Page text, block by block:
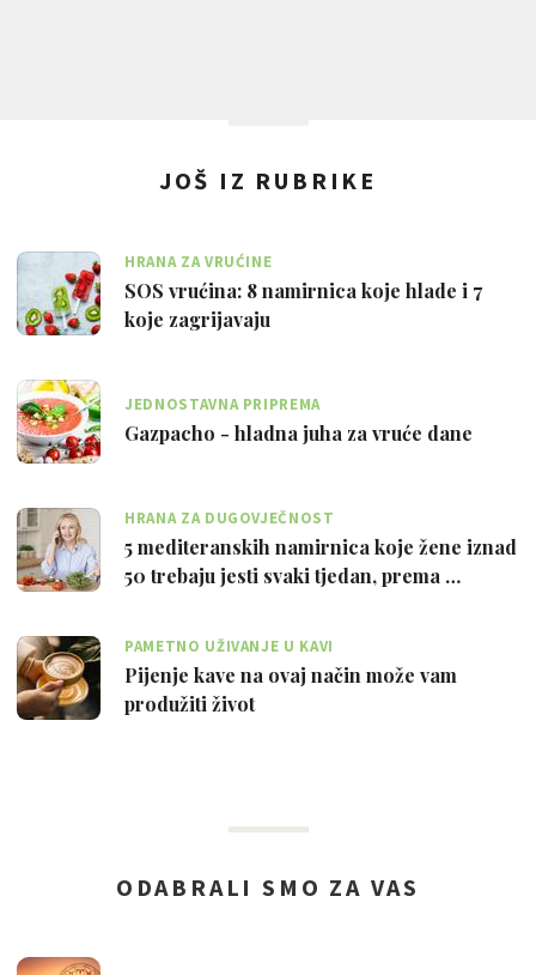
JOŠ IZ RUBRIKE
HRANA ZA VRUĆINE
SOS vrućina: 8 namirnica koje hlade i 7
koje zagrijavaju
JEDNOSTAVNA PRIPREMA
Gazpacho - hladna juha za vruće dane
HRANA ZA DUGOVJEČNOST
5 mediteranskih namirnica koje žene iznad
50 trebaju jesti svaki tjedan, prema …
PAMETNO UŽIVANJE U KAVI
Pijenje kave na ovaj način može vam
produžiti život